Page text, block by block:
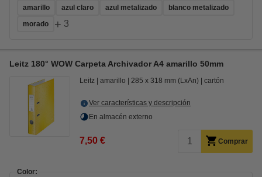
amarillo azul claro azul metalizado
blanco metalizado
morado
+ 3
Leitz 180° WOW Carpeta Archivador A4 amarillo 50mm
Leitz amarillo 285 x 318 mm (LxAn) cartón
Ver características y descripción
En almacén externo
7,50 € Comprar
Color: